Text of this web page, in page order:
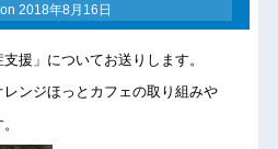
2018年8月16日
援」についてお送りします。
ンジほっとカフェの取り組みや